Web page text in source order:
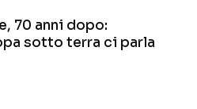
70 anni dopo:
sotto terra ci parla